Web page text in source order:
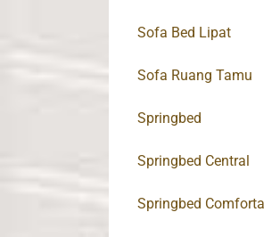
Sofa Bed Lipat
Sofa Ruang Tamu
Springbed
Springbed Central
Springbed Comforta